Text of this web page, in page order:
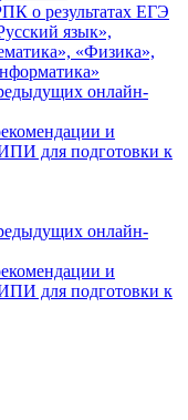
о результатах ЕГЭ
язык»,
«Физика»,
онлайн-
и
для подготовки к
онлайн-
и
для подготовки к